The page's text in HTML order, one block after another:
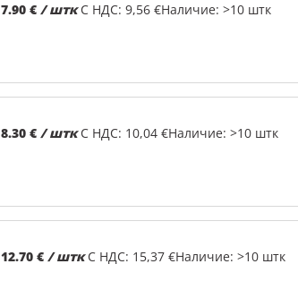
7.90 € / штк С НДС: 9,56 €Наличие: >10 штк
8.30 € / штк С НДС: 10,04 €Наличие: >10 штк
12.70 € / штк С НДС: 15,37 €Наличие: >10 штк